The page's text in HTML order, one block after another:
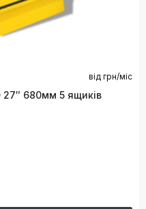
від грн/міс
27″ 680мм 5 ящиків